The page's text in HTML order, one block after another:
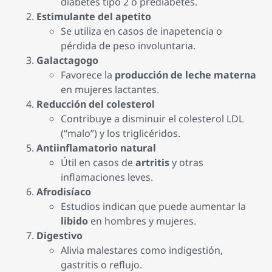
Estimulante del apetito
Se utiliza en casos de inapetencia o
pérdida de peso involuntaria.
Galactagogo
Favorece la producción de leche materna
en mujeres lactantes.
Reducción del colesterol
Contribuye a disminuir el colesterol LDL
(“malo”) y los triglicéridos.
Antiinflamatorio natural
Útil en casos deartritisy otras
inflamaciones leves.
Afrodisíaco
Estudios indican que puede aumentar la
libido en hombres y mujeres.
Digestivo
Alivia malestares como indigestión,
gastritis o reflujo.